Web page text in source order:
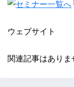
ウェブサイト
関連記事はありま